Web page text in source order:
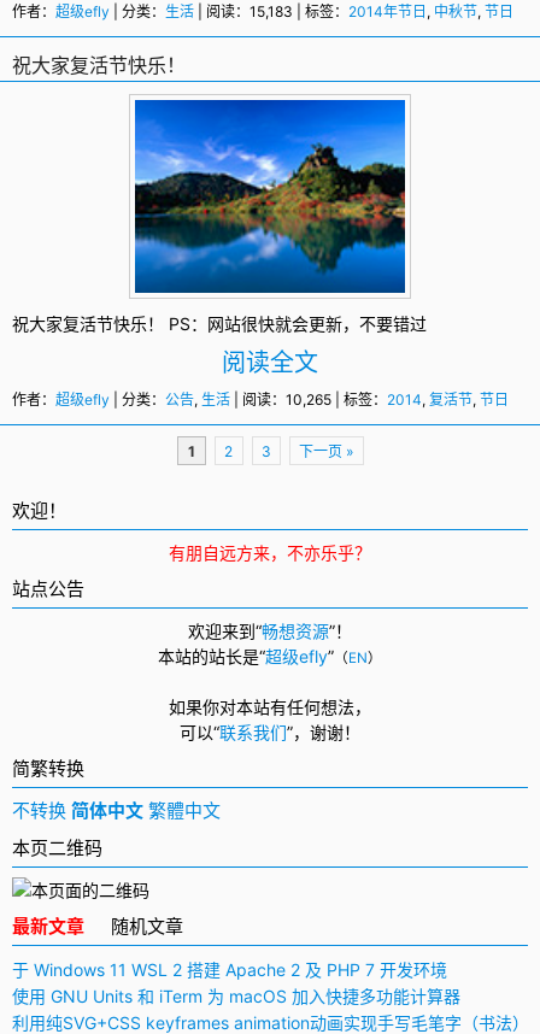
作者： 超级efly | 分类： 生活 | 阅读：15,183 | 标签： 2014年节日 , 中秋节, 节日
祝大家复活节快乐！
祝大家复活节快乐！ PS：网站很快就会更新，不要错过
阅读全文
作者： 超级efly | 分类： 公告, 生活 | 阅读：10,265 | 标签： 2014, 复活节, 节日
导
航
1 2 3 下一页 »
欢迎！
有朋自远方来，不亦乐乎？
站点公告
欢迎来到“畅想资源”！
本站的站长是“超级efly” （EN）
如果你对本站有任何想法，
可以“联系我们”， 谢谢！
简繁转换
不转换 简体中文 繁體中文
本页二维码
最新文章 随机文章
于 Windows 11 WSL 2 搭建 Apache 2 及 PHP 7 开发环境
使用 GNU Units 和 iTerm 为 macOS 加入快捷多功能计算器
利用纯SVG+CSS keyframes animation动画实现手写毛笔字（书法）